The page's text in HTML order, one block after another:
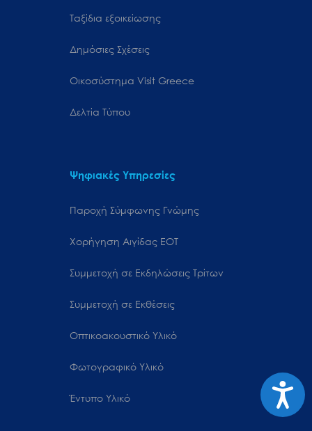
Ταξίδια εξοικείωσης
Δημόσιες Σχέσεις
Oικοσύστημα Visit Greece
Δελτία Τύπου
Ψηφιακές Υπηρεσίες
Παροχή Σύμφωνης Γνώμης
Χορήγηση Αιγίδας ΕΟΤ
Συμμετοχή σε Εκδηλώσεις Τρίτων
Συμμετοχή σε Εκθέσεις
Οπτικοακουστικό Υλικό
Φωτογραφικό Υλικό
Έντυπο Υλικό